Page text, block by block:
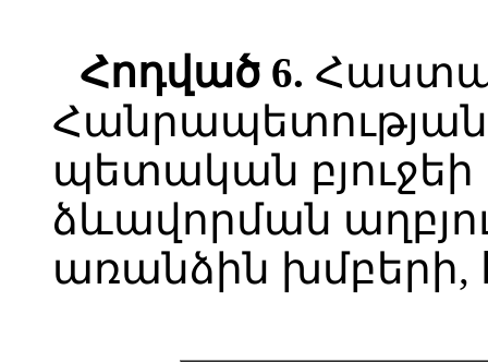
Հոդված 6.
Հանրապետության
պետական
ձևավորման
առանձին խմբերի,